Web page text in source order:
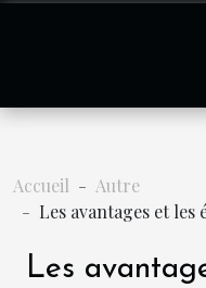
Accueil
Autre
Les avantages et
Les